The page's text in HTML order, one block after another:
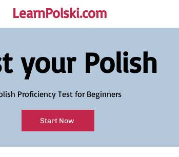
LearnPolski.com
your Polish
Proficiency Test for Beginners
Start Now